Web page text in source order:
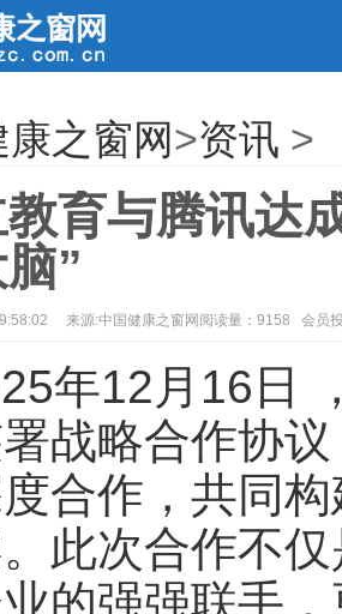
之窗网>资讯 >
育与腾讯达
”
来源:中国健康之窗网阅读量：9158 会员
年12月16日
战略合作协
合作，共同
此次合作不
的强强联手